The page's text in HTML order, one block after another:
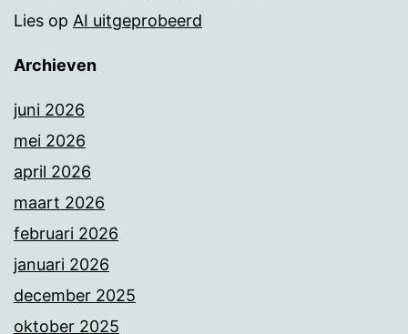
Lies op AI uitgeprobeerd
Archieven
juni 2026
mei 2026
april 2026
maart 2026
februari 2026
januari 2026
december 2025
oktober 2025